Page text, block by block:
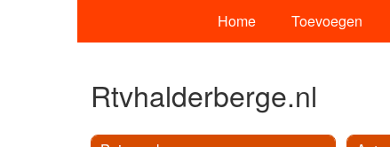
Home Toevoegen
Rtvhalderberge.nl